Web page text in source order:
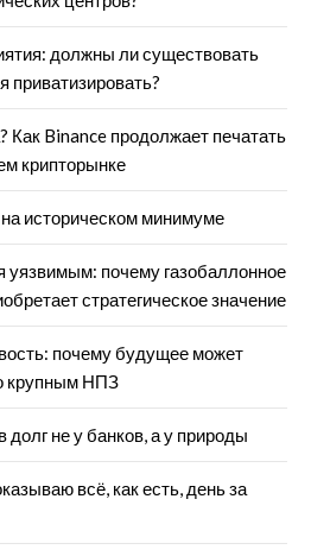
должны ли существовать
приватизировать?
Как Binance продолжает печатать
крипторынке
историческом минимуме
уязвимым: почему газобаллонное
стратегическое значение
почему будущее может
крупным НПЗ
не у банков, а у природы
всё, как есть, день за